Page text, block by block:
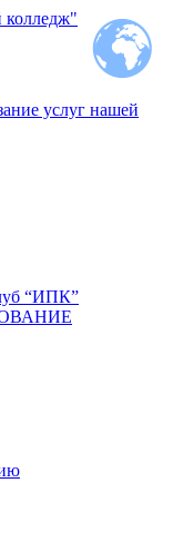
услуг нашей
“ИПК”